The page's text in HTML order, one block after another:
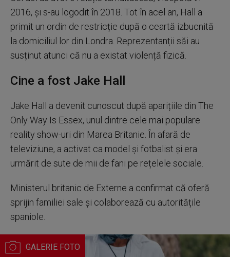
2016, și s-au logodit în 2018. Tot în acel an, Hall a
primit un ordin de restricție după o ceartă izbucnită
la domiciliul lor din Londra. Reprezentanții săi au
susținut atunci că nu a existat violență fizică.
Cine a fost Jake Hall
Jake Hall a devenit cunoscut după aparițiile din The
Only Way Is Essex, unul dintre cele mai populare
reality show-uri din Marea Britanie. În afară de
televiziune, a activat ca model și fotbalist și era
urmărit de sute de mii de fani pe rețelele sociale.
Ministerul britanic de Externe a confirmat că oferă
sprijin familiei sale și colaborează cu autoritățile
spaniole.